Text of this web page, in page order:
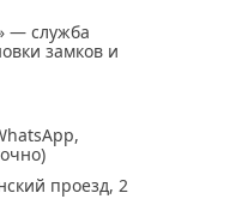
— служба
замков и
,
проезд, 2